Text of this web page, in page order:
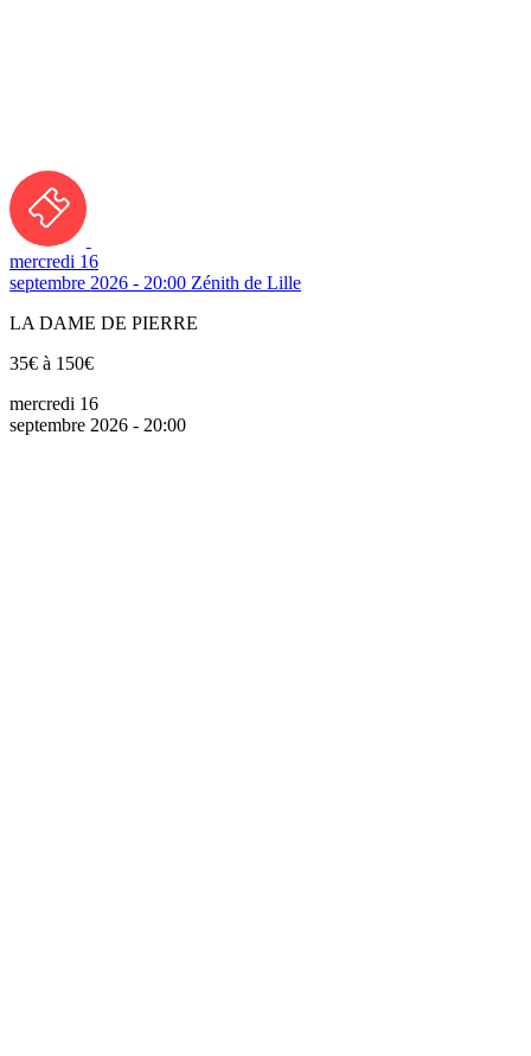
mercredi 16
septembre 2026 - 20:00 Zénith de Lille
LA DAME DE PIERRE
35€ à 150€
mercredi 16
septembre 2026 - 20:00